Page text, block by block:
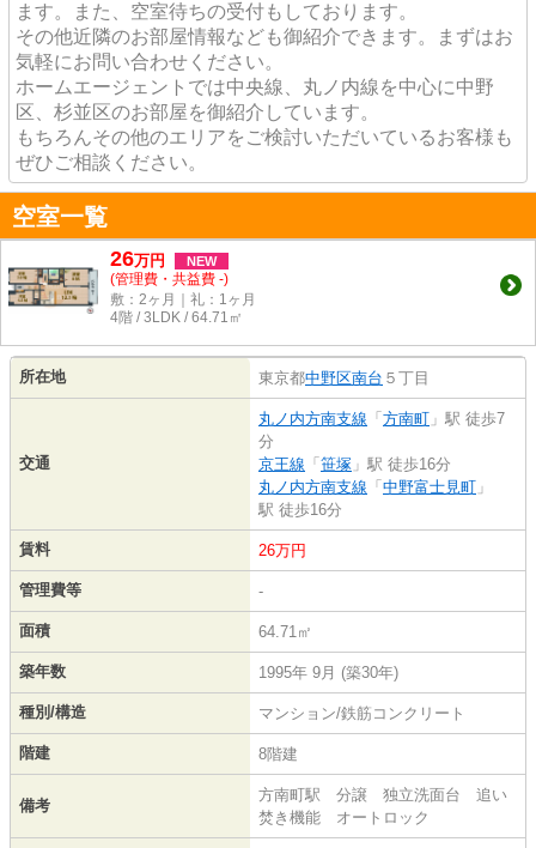
ます。また、空室待ちの受付もしております。
その他近隣のお部屋情報なども御紹介できます。まずはお
気軽にお問い合わせください。
ホームエージェントでは中央線、丸ノ内線を中心に中野
区、杉並区のお部屋を御紹介しています。
もちろんその他のエリアをご検討いただいているお客様も
ぜひご相談ください。
空室一覧
26万円 NEW
(管理費・共益費 -)
敷：2ヶ月｜礼：1ヶ月
4階 / 3LDK / 64.71㎡
所在地 東京都中野区南台 ５丁目
交通
丸ノ内方南支線 「 方南町 」駅 徒歩7
分
京王線 「 笹塚 」駅 徒歩16分
丸ノ内方南支線 「 中野富士見町 」
駅 徒歩16分
賃料 26万円
管理費等 -
面積 64.71㎡
築年数 1995年 9月 (築30年)
種別/構造 マンション/鉄筋コンクリート
階建 8階建
備考
方南町駅 分譲 独立洗面台 追い
焚き機能 オートロック